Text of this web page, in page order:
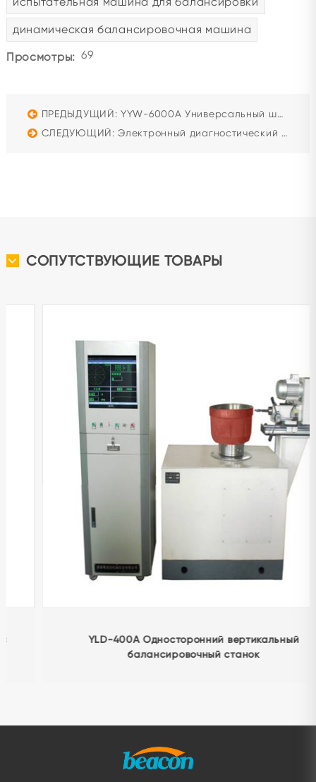
динамическая балансировочная машина
Просмотры: 69
ПРЕДЫДУЩИЙ: YYW-6000A Универсальный шарнирный станок для динамической балансировки
СЛЕДУЮЩИЙ: Электронный диагностический инструмент для автомобиля Beacon Crs1000-B, испытательный стенд для дизельных форсунок Common Rail с градуированным цилиндром
СОПУТСТВУЮЩИЕ ТОВАРЫ
YLD-400A Односторонний вертикальный
балансировочный станок